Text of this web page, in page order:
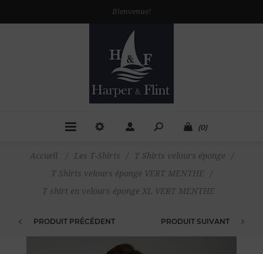
Bienvenue!
(0)
Accueil / Les T-Shirts / T Shirts velours éponge
/
T Shirts velours éponge VERT MENTHE
/
T shirt en velours éponge XL VERT MENTHE
PRODUIT PRÉCÉDENT PRODUIT SUIVANT